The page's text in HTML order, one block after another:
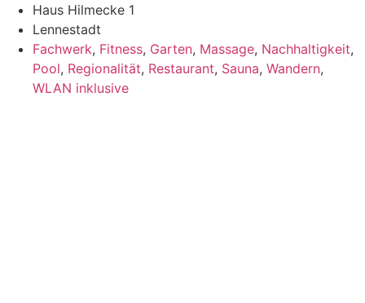
Haus Hilmecke 1
Lennestadt
Fachwerk, Fitness, Garten, Massage, Nachhaltigkeit,
Pool, Regionalität, Restaurant, Sauna, Wandern,
WLAN inklusive